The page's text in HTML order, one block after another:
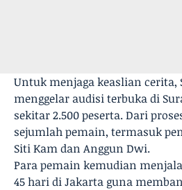
Untuk menjaga keaslian cerita,
menggelar audisi terbuka di
sekitar 2.500 peserta. Dari
sejumlah pemain, termasuk
Siti Kam dan Anggun Dwi.
Para pemain kemudian
45 hari di Jakarta guna